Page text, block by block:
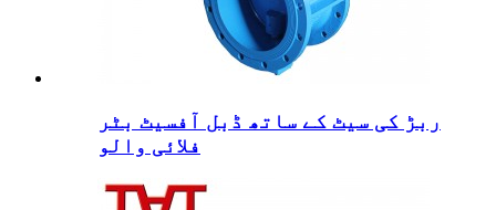
ربڑ کی سیٹ کے ساتھ ڈبل آفسیٹ بٹر
فلائی والو